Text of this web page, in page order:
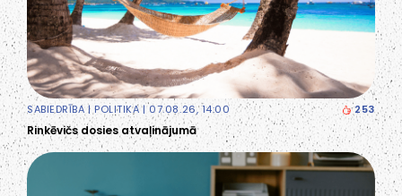
SABIEDRĪBA |POLITIKA| 07.08.26, 14:00 253
Rinkēvičs dosies atvaļinājumā